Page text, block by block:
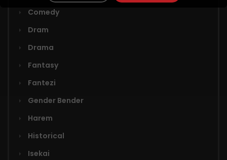
Comedy
Dram
Drama
Fantasy
Fantezi
Gender Bender
Harem
Historical
Isekai